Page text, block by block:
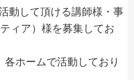
動して頂ける講師様・事
ィア）様を募集してお
ホームで活動しており